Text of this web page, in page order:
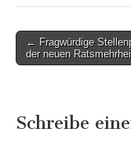
Post
navigation
← Fragwürdige
der neuen
Schreibe